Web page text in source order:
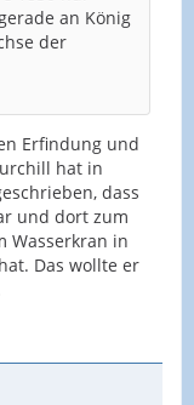
an König
der
Erfindung und
hat in
dass
und dort zum
Wasserkran in
Das wollte er